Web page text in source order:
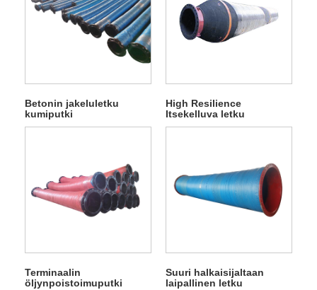
Betonin jakeluletku
kumiputki
High Resilience
Itsekelluva letku
kumiputki
Terminaalin
öljynpoistoimuputki
Suuri halkaisijaltaan
laipallinen letku